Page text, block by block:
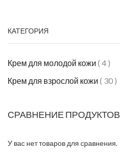
КАТЕГОРИЯ
Крем для молодой кожи
4
Крем для взрослой кожи
30
СРАВНЕНИЕ ПРОДУКТОВ
У вас нет товаров для сравнения.